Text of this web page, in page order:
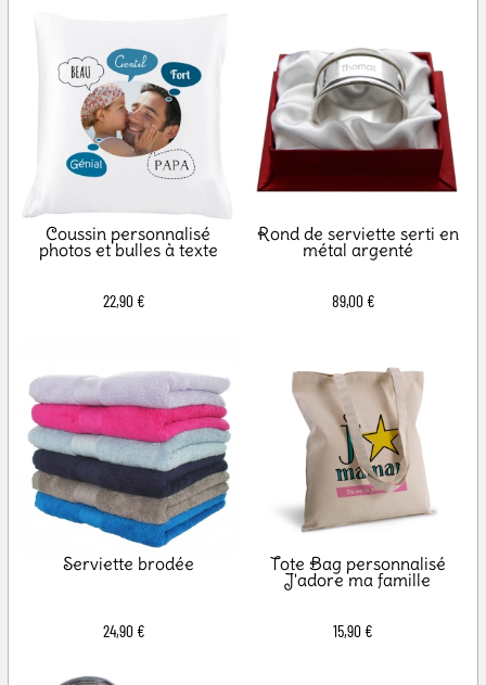
Coussin personnalisé
photos et bulles à texte
22,90 €
Rond de serviette serti en
métal argenté
89,00 €
Serviette brodée
24,90 €
Tote Bag personnalisé
J'adore ma famille
15,90 €